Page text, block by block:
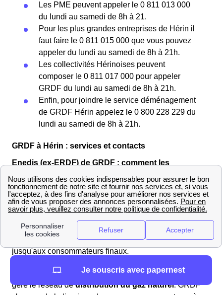
Les PME peuvent appeler le 0 811 013 000
du lundi au samedi de 8h à 21.
Pour les plus grandes entreprises de Hérin il
faut faire le 0 811 015 000 que vous pouvez
appeler du lundi au samedi de 8h à 21h.
Les collectivités Hérinoises peuvent
composer le 0 811 017 000 pour appeler
GRDF du lundi au samedi de 8h à 21h.
Enfin, pour joindre le service déménagement
de GRDF Hérin appelez le 0 800 228 229 du
lundi au samedi de 8h à 21h.
GRDF à Hérin : services et contacts
Enedis (ex-ERDF) de GRDF : comment les
différencier ?
Enedis(anciennement ERDF) est unefiliale d'EDF
spécialisée dans la gestion du réseau dedistribution
d'électricitéen France. En tant que gestionnaire de
réseau, Enedis est responsable de la distribution de
l'électricité depuis les postes de transformation
jusqu'aux consommateurs finaux.
est une filiale d'Engie(anciennement GDF) et
gère le réseau dedistribution du gaz naturel. GRDF
Je souscris avec papernest